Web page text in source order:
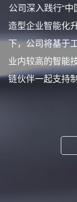
公司深入践行“
造型企业智能化
下，公司将基于
业内较高的智能
链伙伴一起支持